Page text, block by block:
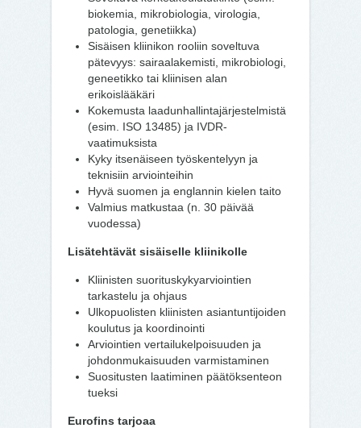
biokemia, mikrobiologia, virologia,
patologia, genetiikka)
Sisäisen kliinikon rooliin soveltuva
pätevyys: sairaalakemisti, mikrobiologi,
geneetikko tai kliinisen alan
erikoislääkäri
Kokemusta laadunhallintajärjestelmistä
(esim. ISO 13485) ja IVDR-
vaatimuksista
Kyky itsenäiseen työskentelyyn ja
teknisiin arviointeihin
Hyvä suomen ja englannin kielen taito
Valmius matkustaa (n. 30 päivää
vuodessa)
Lisätehtävät sisäiselle kliinikolle
Kliinisten suorituskykyarviointien
tarkastelu ja ohjaus
Ulkopuolisten kliinisten asiantuntijoiden
koulutus ja koordinointi
Arviointien vertailukelpoisuuden ja
johdonmukaisuuden varmistaminen
Suositusten laatiminen päätöksenteon
tueksi
Eurofins tarjoaa